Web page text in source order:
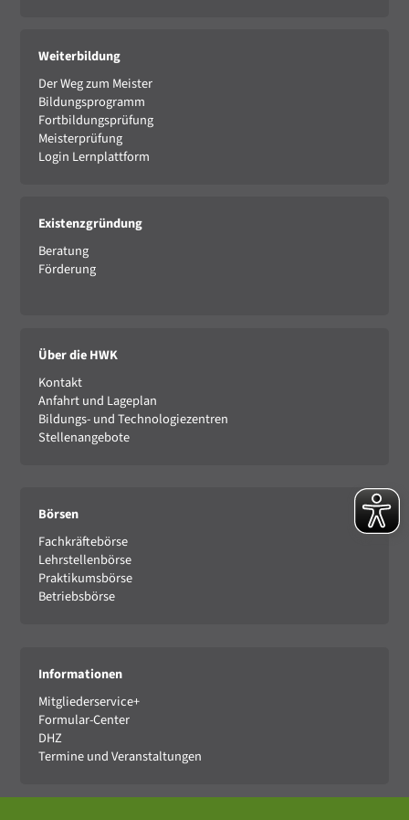
Weiterbildung
Der Weg zum Meister
Bildungsprogramm
Fortbildungsprüfung
Meisterprüfung
Login Lernplattform
Existenzgründung
Beratung
Förderung
Über die HWK
Kontakt
Anfahrt und Lageplan
Bildungs- und Technologiezentren
Stellenangebote
Börsen
Fachkräftebörse
Lehrstellenbörse
Praktikumsbörse
Betriebsbörse
Informationen
Mitgliederservice+
Formular-Center
DHZ
Termine und Veranstaltungen